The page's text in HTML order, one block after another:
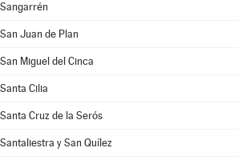
Sangarrén
San Juan de Plan
San Miguel del Cinca
Santa Cilia
Santa Cruz de la Serós
Santaliestra y San Quílez